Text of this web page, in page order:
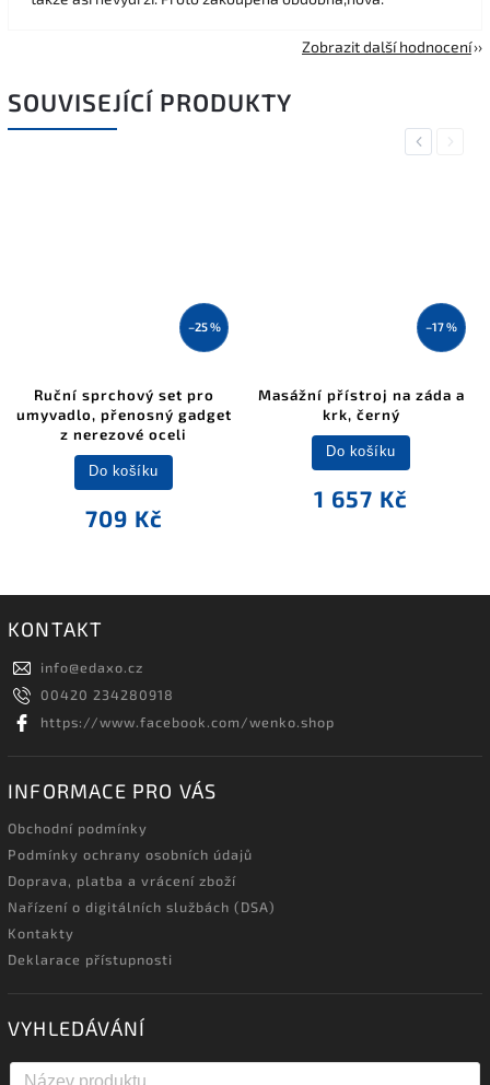
Zobrazit další hodnocení
SOUVISEJÍCÍ PRODUKTY
Previous
–25 %
Ruční sprchový set pro
umyvadlo, přenosný gadget
z nerezové oceli
709 Kč
Do košíku
–17 %
Masážní přístroj na záda a
krk, černý
1 657 Kč
Do košíku
Next
KONTAKT
info@edaxo.cz
00420 234280918
https://www.facebook.com/wenko.shop
INFORMACE PRO VÁS
Obchodní podmínky
Podmínky ochrany osobních údajů
Doprava, platba a vrácení zboží
Nařízení o digitálních službách (DSA)
Kontakty
Deklarace přístupnosti
VYHLEDÁVÁNÍ